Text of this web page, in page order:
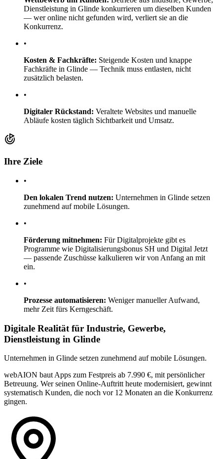
Dienstleistung in Glinde konkurrieren um dieselben Kunden
— wer online nicht gefunden wird, verliert sie an die
Konkurrenz.
•
Kosten & Fachkräfte: Steigende Kosten und knappe
Fachkräfte in Glinde — Technik muss entlasten, nicht
zusätzlich belasten.
•
Digitaler Rückstand: Veraltete Websites und manuelle
Abläufe kosten täglich Sichtbarkeit und Umsatz.
Ihre Ziele
•
Den lokalen Trend nutzen: Unternehmen in Glinde setzen
zunehmend auf mobile Lösungen.
•
Förderung mitnehmen: Für Digitalprojekte gibt es
Programme wie Digitalisierungsbonus SH und Digital Jetzt
— passende Zuschüsse kalkulieren wir von Anfang an mit
ein.
•
Prozesse automatisieren: Weniger manueller Aufwand,
mehr Zeit fürs Kerngeschäft.
Digitale Realität für Industrie, Gewerbe,
Dienstleistung in Glinde
Unternehmen in Glinde setzen zunehmend auf mobile Lösungen.
webAION baut Apps zum Festpreis ab 7.990 €, mit persönlicher
Betreuung. Wer seinen Online-Auftritt heute modernisiert, gewinnt
systematisch Kunden, die noch vor 12 Monaten an die Konkurrenz
gingen.